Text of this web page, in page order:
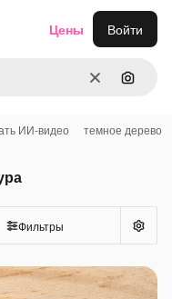
ОчиститьПоиск
Цены Войти
ИИ-видео темное дерево
Фильтры